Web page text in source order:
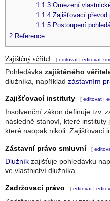
1.1.3 Omezení
1.1.4 Zajišťovací převod
1.1.5 Postoupení
2 Reference
Zajištěný věřitel [ editovat| editovat
Pohledávka zajištěného
dlužníka, například zástavním
Zajišťovací instituty [ editovat|
Insolvenční zákon definuje tzv.
následně stanoví, které instituty
které naopak nikoli. Zajišťovací
Zástavní právo smluvní [
Dlužník zajišťuje pohledávku
ve vlastnictví dlužníka.
Zadržovací právo [ editovat|